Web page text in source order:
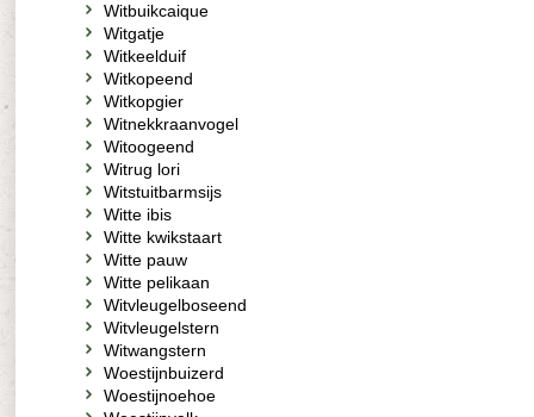
Witbuikcaique
Witgatje
Witkeelduif
Witkopeend
Witkopgier
Witnekkraanvogel
Witoogeend
Witrug lori
Witstuitbarmsijs
Witte ibis
Witte kwikstaart
Witte pauw
Witte pelikaan
Witvleugelboseend
Witvleugelstern
Witwangstern
Woestijnbuizerd
Woestijnoehoe